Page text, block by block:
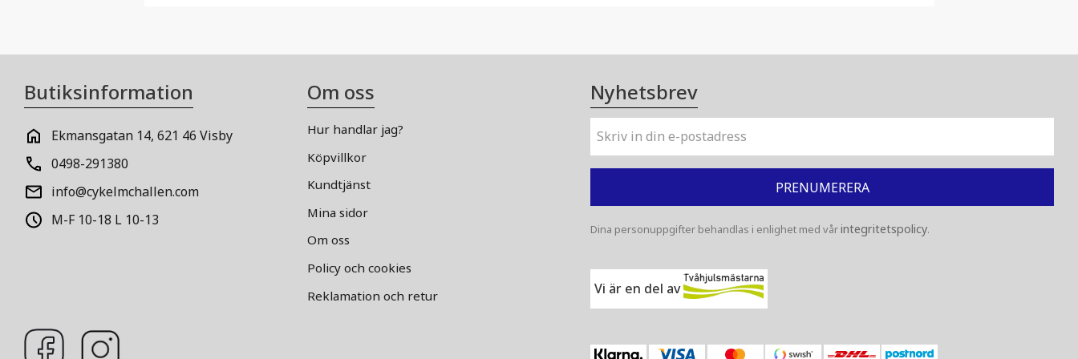
Butiksinformation
Ekmansgatan 14, 621 46 Visby
0498-291380
info@cykelmchallen.com
M-F 10-18 L 10-13
Om oss
Hur handlar jag?
Köpvillkor
Kundtjänst
Mina sidor
Om oss
Policy och cookies
Reklamation och retur
Vi är en del av
Nyhetsbrev
PRENUMERERA
Dina personuppgifter behandlas i enlighet med vårintegritetspolicy.